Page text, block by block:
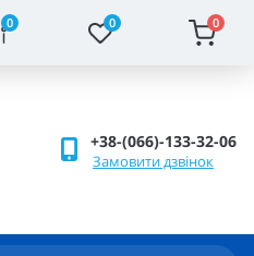
0 0 0
+38-(066)-133-32-06
Замовити дзвінок